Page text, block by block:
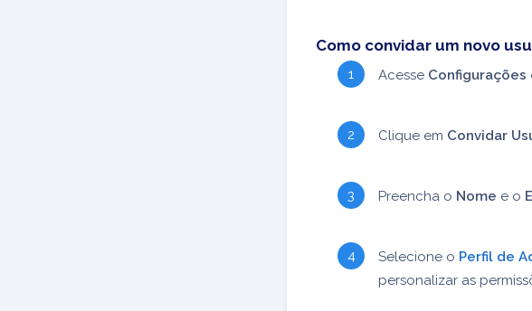
Como convidar um novo
Acesse Configurações
Clique em Convidar
Preencha o Nome e o
Selecione o Perfil de
personalizar as